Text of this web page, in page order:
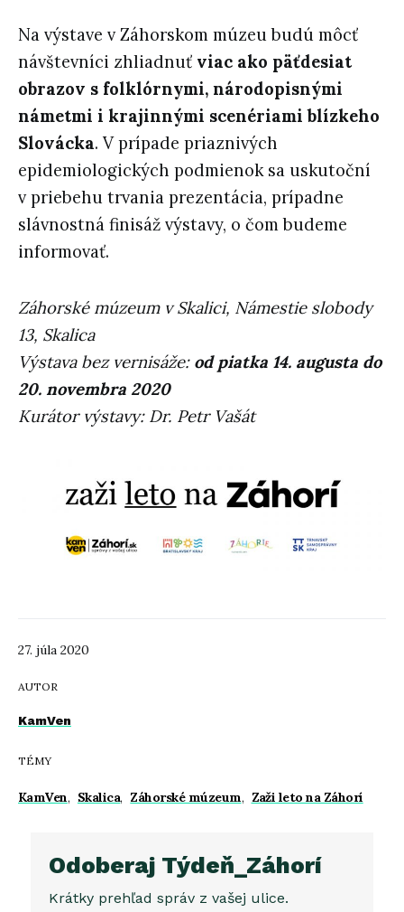
27. júla 2020
AUTOR
KamVen
TÉMY
KamVen, Skalica, Záhorské múzeum, Zaži leto na Záhorí
Na výstave v Záhorskom múzeu budú môcť
návštevníci zhliadnuť viac ako päťdesiat
obrazov s folklórnymi, národopisnými
námetmi i krajinnými scenériami blízkeho
Slovácka. V prípade priaznivých
epidemiologických podmienok sa uskutoční
v priebehu trvania prezentácia, prípadne
slávnostná finisáž výstavy, o čom budeme
informovať.
Záhorské múzeum v Skalici, Námestie slobody
13, Skalica
Výstava bez vernisáže: od piatka 14. augusta do
20. novembra 2020
Kurátor výstavy: Dr. Petr Vašát
Odoberaj Týdeň_Záhorí
Krátky prehľad správ z vašej ulice.